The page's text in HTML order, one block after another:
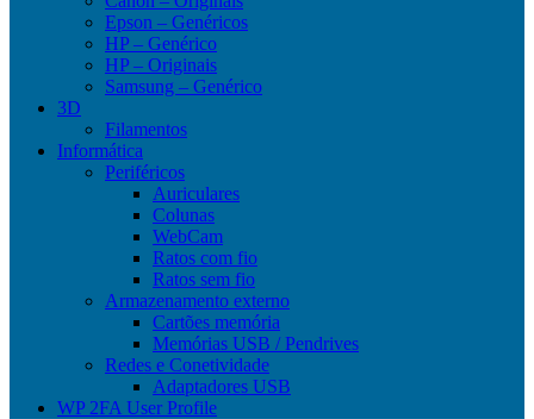
Epson – Genéricos
HP – Genérico
HP – Originais
Samsung – Genérico
3D
Filamentos
Informática
Periféricos
Auriculares
Colunas
WebCam
Ratos com fio
Ratos sem fio
Armazenamento externo
Cartões memória
Memórias USB / Pendrives
Redes e Conetividade
Adaptadores USB
WP 2FA User Profile